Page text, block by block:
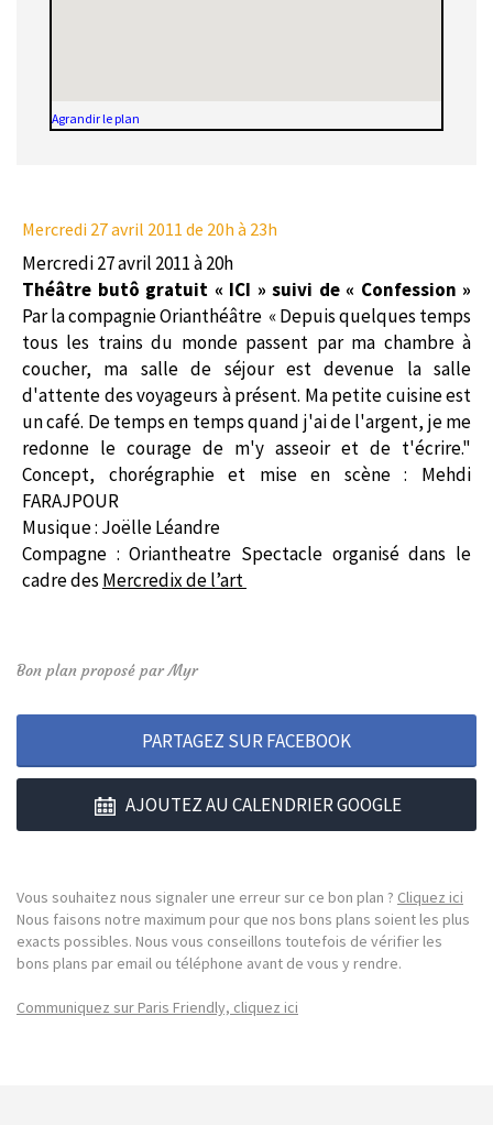
Agrandir le plan
Mercredi 27 avril 2011 de 20h à 23h
Mercredi 27 avril 2011 à 20h
Théâtre butô gratuit « ICI » suivi de « Confession »
Par la compagnie Orianthéâtre « Depuis quelques temps
tous les trains du monde passent par ma chambre à
coucher, ma salle de séjour est devenue la salle
d'attente des voyageurs à présent. Ma petite cuisine est
un café. De temps en temps quand j'ai de l'argent, je me
redonne le courage de m'y asseoir et de t'écrire."
Concept, chorégraphie et mise en scène : Mehdi
FARAJPOUR
Musique : Joëlle Léandre
Compagne : Oriantheatre Spectacle organisé dans le
cadre des Mercredix de l’art
Bon plan proposé par Myr
PARTAGEZ SUR FACEBOOK
AJOUTEZ AU CALENDRIER GOOGLE
Vous souhaitez nous signaler une erreur sur ce bon plan ? Cliquez ici
Nous faisons notre maximum pour que nos bons plans soient les plus
exacts possibles. Nous vous conseillons toutefois de vérifier les
bons plans par email ou téléphone avant de vous y rendre.
Communiquez sur Paris Friendly, cliquez ici